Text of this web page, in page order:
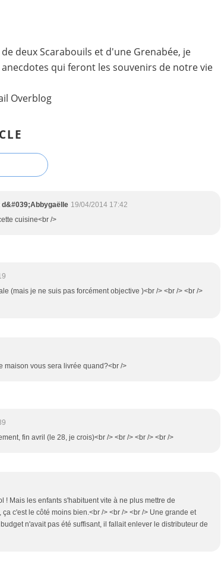
deux Scarabouils et d'une Grenabée, je
anecdotes qui feront les souvenirs de notre vie
Overblog
d&#039;Abbygaëlle 19/04/2014 17:42
cuisine<br />
(mais je ne suis pas forcément objective )<br /> <br /> <br />
maison vous sera livrée quand?<br />
fin avril (le 28, je crois)<br /> <br /> <br /> <br />
! Mais les enfants s'habituent vite à ne plus mettre de
c'est le côté moins bien.<br /> <br /> <br /> Une grande et
n'avait pas été suffisant, il fallait enlever le distributeur de